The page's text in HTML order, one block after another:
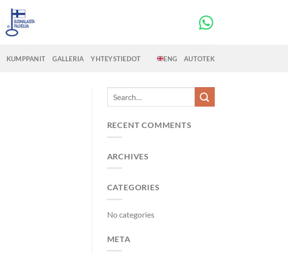
KUMPPANIT GALLERIA YHTEYSTIEDOT ENG AUTOTEK
RECENT COMMENTS
ARCHIVES
CATEGORIES
No categories
META